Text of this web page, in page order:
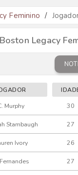
Feminino
Legacy
Murphy 30
Stambaugh 27
Ivory 26
27